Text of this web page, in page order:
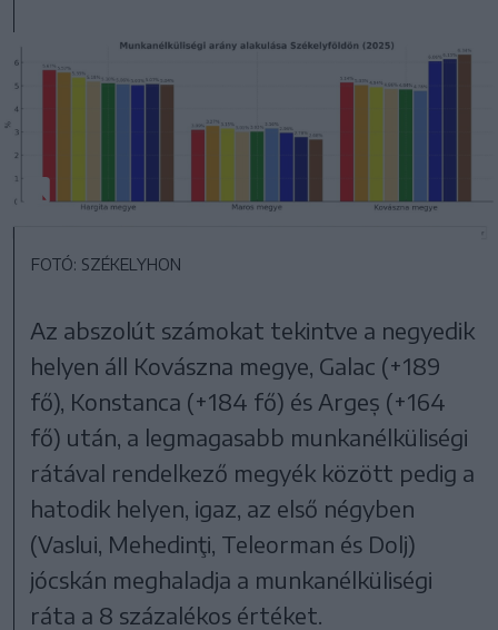
FOTÓ: SZÉKELYHON
Az abszolút számokat tekintve a negyedik
helyen áll Kovászna megye, Galac (+189
fő), Konstanca (+184 fő) és Argeș (+164
fő) után, a legmagasabb munkanélküliségi
rátával rendelkező megyék között pedig a
hatodik helyen, igaz, az első négyben
(Vaslui, Mehedinţi, Teleorman és Dolj)
jócskán meghaladja a munkanélküliségi
ráta a 8 százalékos értéket.